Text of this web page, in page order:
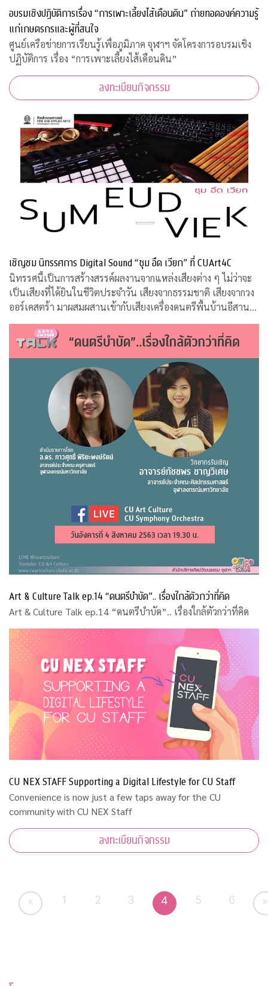
อบรมเชิงปฏิบัติการเรื่อง “การเพาะเลี้ยงไส้เดือนดิน” ถ่ายทอดองค์ความรู้
แก่เกษตรกรและผู้ที่สนใจ
ศูนย์เครือข่ายการเรียนรู้เพื่อภูมิภาค จุฬาฯ จัดโครงการอบรมเชิง
ปฏิบัติการ เรื่อง “การเพาะเลี้ยงไส้เดือนดิน”
ลงทะเบียนกิจกรรม
เชิญชม นิทรรศการ Digital Sound “ซุม อึด เวียก” ที่ CUArt4C
นิทรรศนี้เป็นการสร้างสรรค์ผลงานจากแหล่งเสียงต่าง ๆ ไม่ว่าจะ
เป็นเสียงที่ได้ยินในชีวิตประจำวัน เสียงจากธรรมชาติ เสียงจากวง
ออร์เคสตร้า มาผสมผสานเข้ากับเสียงเครื่องดนตรีพื้นบ้านอีสานที่
คุ้นหู ผ่านกระบวนการและเทคนิคทางด้านดิจิทัล
Art & Culture Talk ep.14 “ดนตรีบำบัด”.. เรื่องใกล้ตัวกว่าที่คิด
Art & Culture Talk ep.14 “ดนตรีบำบัด”.. เรื่องใกล้ตัวกว่าที่คิด
CU NEX STAFF Supporting a Digital Lifestyle for CU Staff
Convenience is now just a few taps away for the CU
community with CU NEX Staff
ลงทะเบียนกิจกรรม
« 1 2 3 4 5 6 »